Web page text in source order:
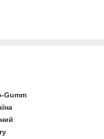
Gumm